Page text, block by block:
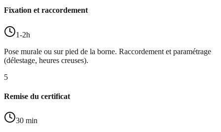
Fixation et raccordement
1-2h
Pose murale ou sur pied de la borne. Raccordement et paramétrage
(délestage, heures creuses).
5
Remise du certificat
30 min